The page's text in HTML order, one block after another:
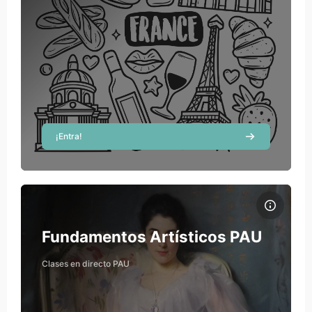
¡Entra!
Ricardo Hernández
Teacher
Rebecca Milaneschi
Course image Fundamentos Artísticos PAU
Course image
Course name
Fundamentos Artísticos PAU
Clases en directo PAU